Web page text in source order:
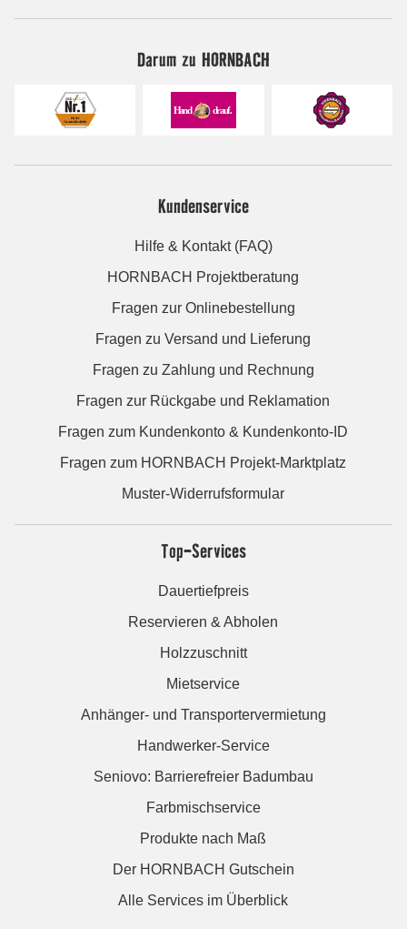
Darum zu HORNBACH
Kundenservice
Hilfe & Kontakt (FAQ)
HORNBACH Projektberatung
Fragen zur Onlinebestellung
Fragen zu Versand und Lieferung
Fragen zu Zahlung und Rechnung
Fragen zur Rückgabe und Reklamation
Fragen zum Kundenkonto & Kundenkonto-ID
Fragen zum HORNBACH Projekt-Marktplatz
Muster-Widerrufsformular
Top-Services
Dauertiefpreis
Reservieren & Abholen
Holzzuschnitt
Mietservice
Anhänger- und Transportervermietung
Handwerker-Service
Seniovo: Barrierefreier Badumbau
Farbmischservice
Produkte nach Maß
Der HORNBACH Gutschein
Alle Services im Überblick